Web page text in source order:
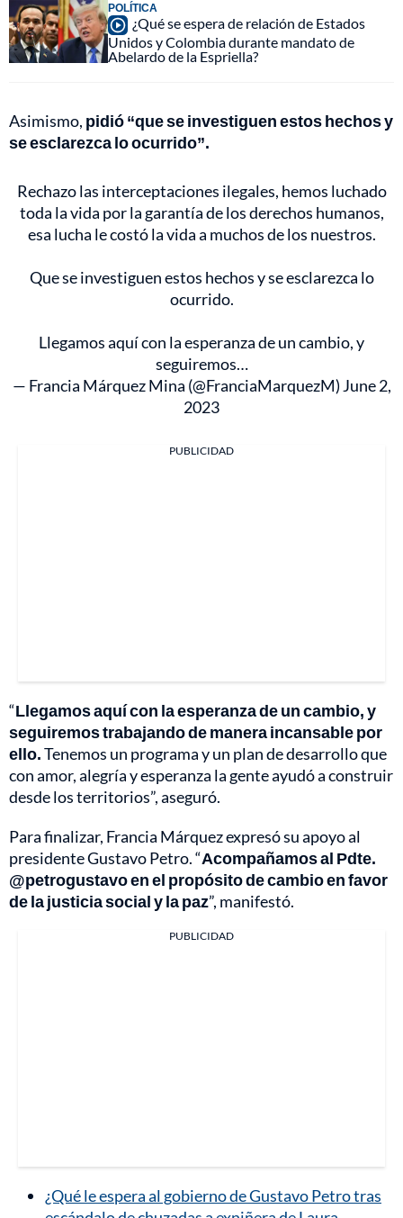
POLÍTICA
¿Qué se espera de relación de Estados
Unidos y Colombia durante mandato de
Abelardo de la Espriella?
Asimismo, pidió “que se investiguen estos hechos y
se esclarezca lo ocurrido”.
Rechazo las interceptaciones ilegales, hemos luchado
toda la vida por la garantía de los derechos humanos,
esa lucha le costó la vida a muchos de los nuestros.
Que se investiguen estos hechos y se esclarezca lo
ocurrido.
Llegamos aquí con la esperanza de un cambio, y
seguiremos…
— Francia Márquez Mina (@FranciaMarquezM) June 2,
2023
PUBLICIDAD
“Llegamos aquí con la esperanza de un cambio, y
seguiremos trabajando de manera incansable por
ello.Tenemos un programa y un plan de desarrollo que
con amor, alegría y esperanza la gente ayudó a construir
desde los territorios”, aseguró.
Para finalizar, Francia Márquez expresó su apoyo al
presidente Gustavo Petro. “Acompañamos al Pdte.
@petrogustavo en el propósito de cambio en favor
de la justicia social y la paz”, manifestó.
PUBLICIDAD
¿Qué le espera al gobierno de Gustavo Petro tras